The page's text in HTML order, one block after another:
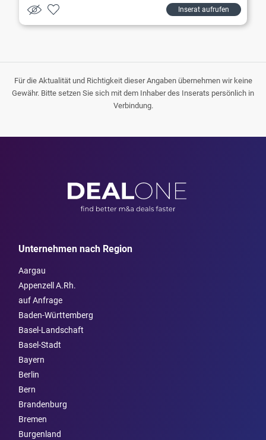
Inserat aufrufen
Für die Aktualität und Richtigkeit dieser Angaben übernehmen wir keine
Gewähr. Bitte setzen Sie sich mit dem Inhaber des Inserats persönlich in
Verbindung.
Unternehmen nach Region
Aargau
Appenzell A.Rh.
auf Anfrage
Baden-Württemberg
Basel-Landschaft
Basel-Stadt
Bayern
Berlin
Bern
Brandenburg
Bremen
Burgen­land